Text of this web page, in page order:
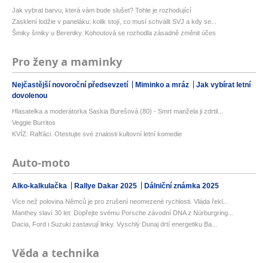
Jak vybrat barvu, která vám bude slušet? Tohle je rozhodující
Zasklení lodžie v paneláku: kolik stojí, co musí schválit SVJ a kdy se...
Šmiky šmiky u Bereniky. Kohoutová se rozhodla zásadně změnit účes
Pro ženy a maminky
Nejčastější novoroční předsevzetí Miminko a mráz
Jak vybírat letní
dovolenou
Hlasatelka a moderátorka Saskia Burešová (80) - Smrt manžela ji zdrtil...
Veggie Burritos
KVÍZ: Rafťáci. Otestujte své znalosti kultovní letní komedie
Auto-moto
Alko-kalkulačka Rallye Dakar 2025 Dálniční známka 2025
Více než polovina Němců je pro zrušení neomezené rychlosti. Vláda řekl...
Manthey slaví 30 let: Dopřejte svému Porsche závodní DNA z Nürburgring...
Dacia, Ford i Suzuki zastavují linky. Vyschlý Dunaj drtí energetiku Ba...
Věda a technika